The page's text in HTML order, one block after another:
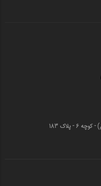
قم - خیابان انقلاب (چهارمردان)‌ - کوچه 6 - پلاک 183